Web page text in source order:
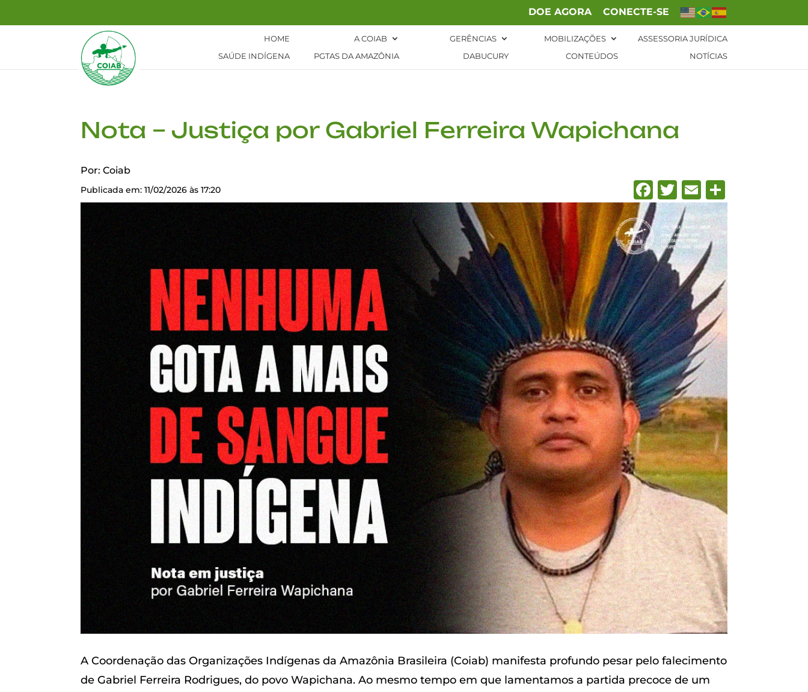
DOE AGORA CONECTE-SE
HOME A COIAB GERÊNCIAS MOBILIZAÇÕES
ASSESSORIA JURÍDICA
SAÚDE INDÍGENA
PGTAS DA AMAZÔNIA DABUCURY CONTEÚDOS NOTÍCIAS
Nota – Justiça por Gabriel Ferreira Wapichana
Por: Coiab
Publicada em: 11/02/2026 às 17:20 Facebook
Twitter
EmailShare
A Coordenação das Organizações Indígenas da Amazônia Brasileira (Coiab) manifesta profundo pesar pelo falecimento
de Gabriel Ferreira Rodrigues, do povo Wapichana. Ao mesmo tempo em que lamentamos a partida precoce de um